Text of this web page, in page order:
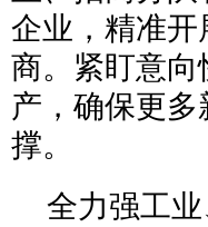
企业，精准
商。紧盯意
产，确保更
撑。
全力强工